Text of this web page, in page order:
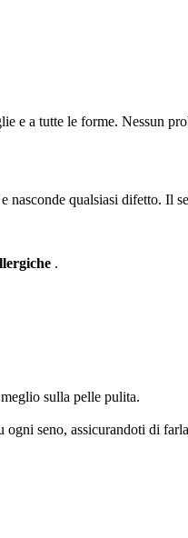
e a tutte le forme. Nessun
nasconde qualsiasi difetto. Il
.
sulla pelle pulita.
ogni seno, assicurandoti di